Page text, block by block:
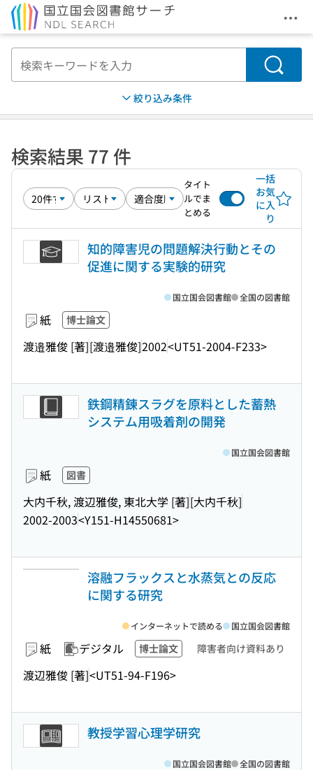
メ
検索
絞り込み条件
検索結果 77 件
タイト
ルでま
とめる
一括
お気
に入
り
知的障害児の問題解決行動とその
促進に関する実験的研究
紙 博士論文
渡邉雅俊 [著][渡邉雅俊]2002<UT51-2004-F233>
国立国会図書館 全国の図書館
鉄鋼精錬スラグを原料とした蓄熱
システム用吸着剤の開発
紙 図書
大内千秋, 渡辺雅俊, 東北大学 [著][大内千秋]
2002-2003<Y151-H14550681>
国立国会図書館
溶融フラックスと水蒸気との反応
に関する研究
紙 デジタル 博士論文 障害者向け資料あり
渡辺雅俊 [著]<UT51-94-F196>
インターネットで読める 国立国会図書館
教授学習心理学研究
国立国会図書館 全国の図書館